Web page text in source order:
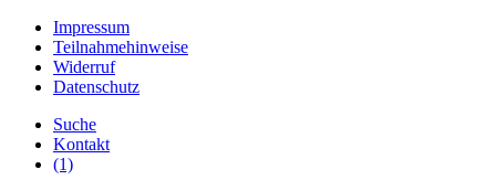
Impressum
Teilnahmehinweise
Widerruf
Datenschutz
Suche
Kontakt
(1)